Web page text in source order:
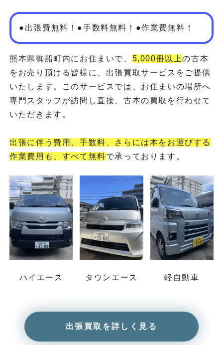
●出張費無料！●手数料無料！●作業費無料！
熊本県御船町内にお住まいで、 5,000冊以上の古本
をお売り頂ける皆様に、出張買取サービスをご提供
いたします。このサービスでは、お住まいの場所へ
専門スタッフが訪問し直接、古本の買取を行わせて
いただきます。
出張に伴う費用、手数料、さらには本をお運びする
作業費用も、すべて無料で承っております。
ハイエース タウンエース 軽自動車
出張買取を詳しく見る